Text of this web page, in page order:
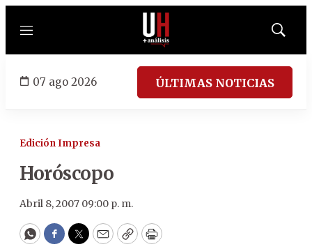
Menú
Mostrar
07 ago 2026 ÚLTIMAS NOTICIAS
Edición Impresa
Horóscopo
Abril 8, 2007 09:00 p. m.
WhatsApp
Facebook
Twitter
EmailCopyPrint